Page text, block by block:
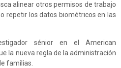
alinear otros permisos de trabajo
repetir los datos biométricos en las
sénior en el American
la nueva regla de la administración
familias.